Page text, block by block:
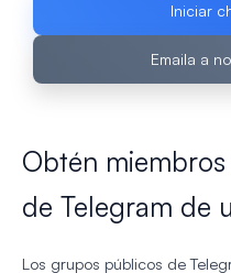
Iniciar
Emaila a
Obtén
de Telegram de
Los grupos públicos de